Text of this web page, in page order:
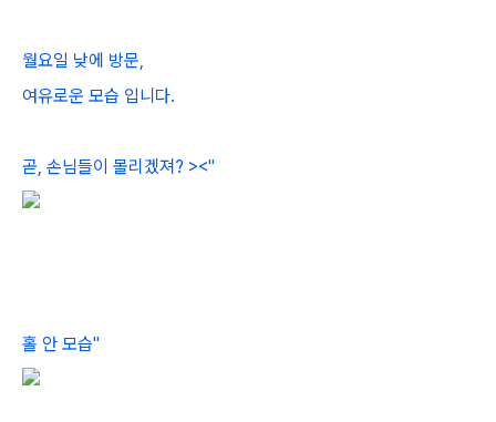
월요일 낮에 방문,
여유로운 모습 입니다.
곧, 손님들이 몰리겠져? ><"
홀 안 모습"